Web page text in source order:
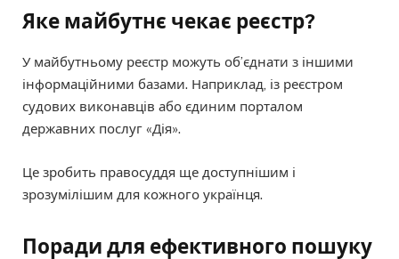
Яке майбутнє чекає реєстр?
У майбутньому реєстр можуть об’єднати з іншими
інформаційними базами. Наприклад, із реєстром
судових виконавців або єдиним порталом
державних послуг «Дія».
Це зробить правосуддя ще доступнішим і
зрозумілішим для кожного українця.
Поради для ефективного пошуку